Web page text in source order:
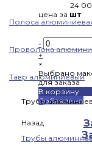
Полоса
Проволока
Тавр алюминиевый
Трубы
Назад
Трубы
24
цена за шт
-
+
×
Выбрано
для заказа
В корзину
Добавлено